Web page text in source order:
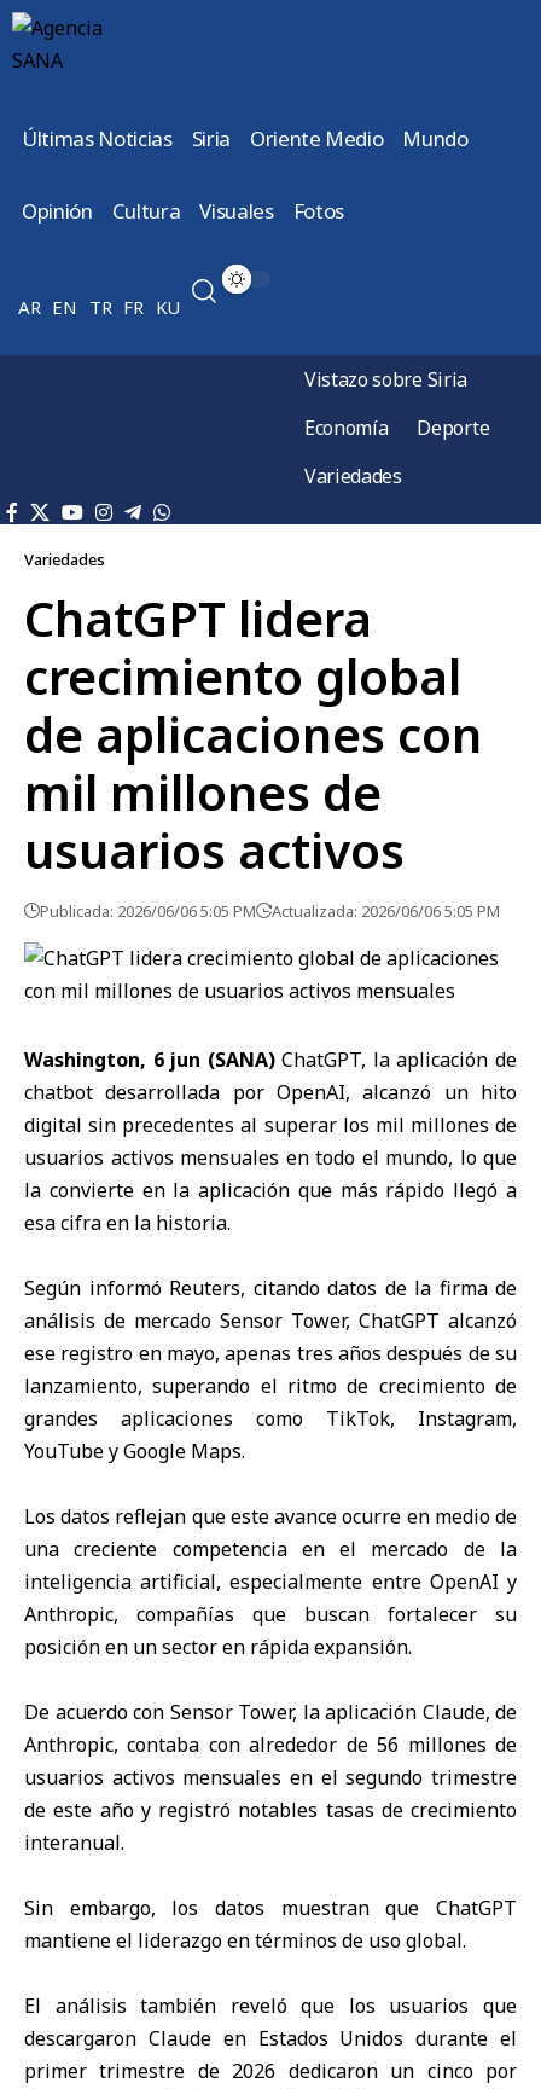
Últimas Noticias Siria Oriente Medio Mundo
Opinión Cultura Visuales Fotos
AR EN TR FR KU
Vistazo sobre Siria
Economía
Deporte
Variedades
Variedades
ChatGPT lidera
crecimiento global
de aplicaciones con
mil millones de
usuarios activos
Publicada: 2026/06/06 5:05 PM Actualizada: 2026/06/06 5:05 PM
Washington, 6 jun (SANA)ChatGPT, la aplicación de
chatbot desarrollada por OpenAI, alcanzó un hito
digital sin precedentes al superar los mil millones de
usuarios activos mensuales en todo el mundo, lo que
la convierte en la aplicación que más rápido llegó a
esa cifra en la historia.
Según informó Reuters, citando datos de la firma de
análisis de mercado Sensor Tower, ChatGPT alcanzó
ese registro en mayo, apenas tres años después de su
lanzamiento, superando el ritmo de crecimiento de
grandes aplicaciones como TikTok, Instagram,
YouTube y Google Maps.
Los datos reflejan que este avance ocurre en medio de
una creciente competencia en el mercado de la
inteligencia artificial, especialmente entre OpenAI y
Anthropic, compañías que buscan fortalecer su
posición en un sector en rápida expansión.
De acuerdo con Sensor Tower, la aplicación Claude, de
Anthropic, contaba con alrededor de 56 millones de
usuarios activos mensuales en el segundo trimestre
de este año y registró notables tasas de crecimiento
interanual.
Sin embargo, los datos muestran que ChatGPT
mantiene el liderazgo en términos de uso global.
El análisis también reveló que los usuarios que
descargaron Claude en Estados Unidos durante el
primer trimestre de 2026 dedicaron un cinco por